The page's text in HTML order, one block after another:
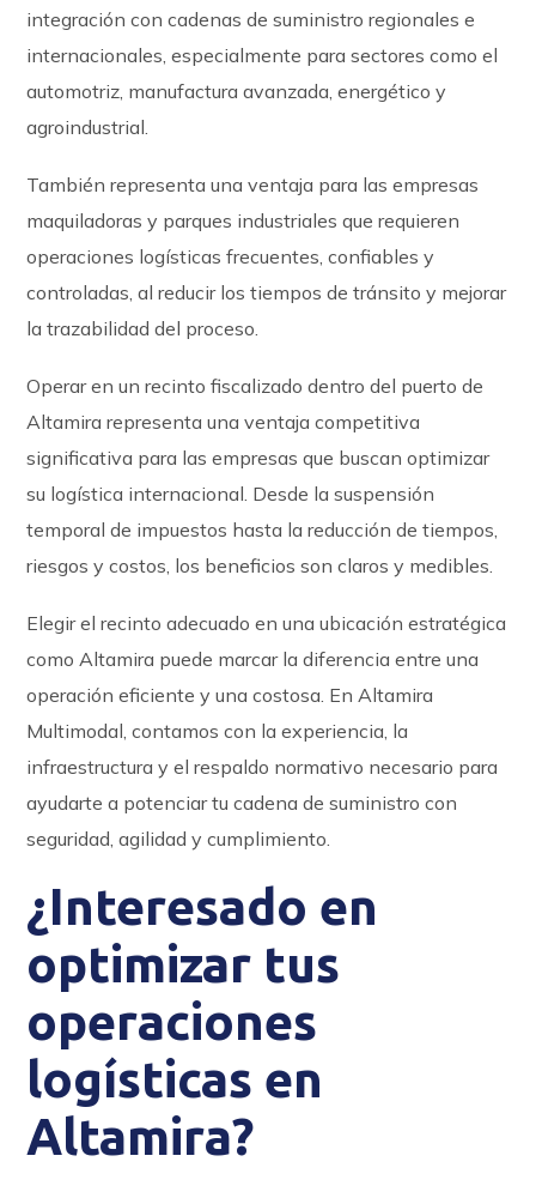
integración con cadenas de suministro regionales e
internacionales, especialmente para sectores como el
automotriz, manufactura avanzada, energético y
agroindustrial.
También representa una ventaja para las empresas
maquiladoras y parques industriales que requieren
operaciones logísticas frecuentes, confiables y
controladas, al reducir los tiempos de tránsito y mejorar
la trazabilidad del proceso.
Operar en un recinto fiscalizado dentro del puerto de
Altamira representa una ventaja competitiva
significativa para las empresas que buscan optimizar
su logística internacional. Desde la suspensión
temporal de impuestos hasta la reducción de tiempos,
riesgos y costos, los beneficios son claros y medibles.
Elegir el recinto adecuado en una ubicación estratégica
como Altamira puede marcar la diferencia entre una
operación eficiente y una costosa. En Altamira
Multimodal, contamos con la experiencia, la
infraestructura y el respaldo normativo necesario para
ayudarte a potenciar tu cadena de suministro con
seguridad, agilidad y cumplimiento.
¿Interesado en
optimizar tus
operaciones
logísticas en
Altamira?